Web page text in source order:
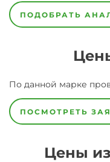
ПОДОБРАТЬ
По данной марке
ПОСМОТРЕТЬ
Цены